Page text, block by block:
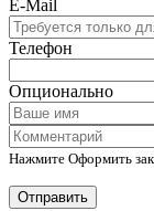
E-Mail
Телефон
Опционально
Нажмите Оформить
Отправить